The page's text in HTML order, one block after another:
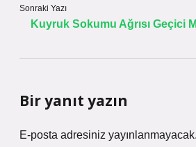
Sonraki Yazı
Kuyruk Sokumu Ağrısı Geçici
Bir yanıt yazın
E-posta adresiniz yayınlanmayacak.